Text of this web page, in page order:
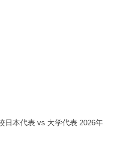
日本代表 vs 大学代表 2026年